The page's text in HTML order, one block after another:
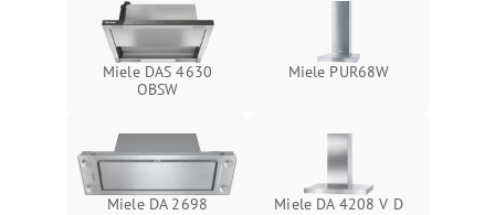
Miele DAS 4630
OBSW
Miele PUR68W
Miele DA 2698 Miele DA 4208 V D